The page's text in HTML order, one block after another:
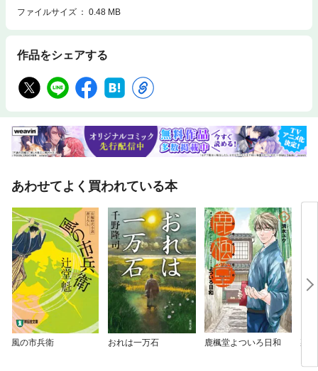
ファイルサイズ
0.48 MB
作品をシェアする
あわせてよく買われている本
風の市兵衛 おれは一万石 鹿楓堂よついろ日和 裏